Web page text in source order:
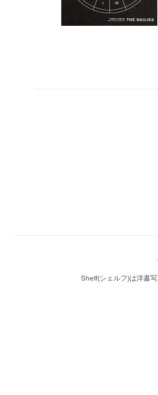
Shelf(シェルフ)は洋書